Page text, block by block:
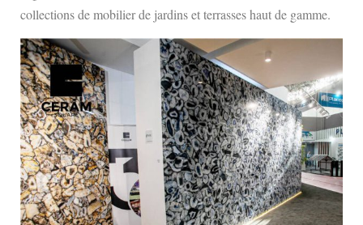
collections de mobilier de jardins et terrasses haut de gamme.